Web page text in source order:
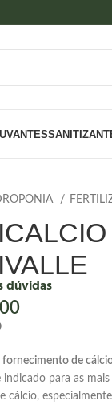
dúvidas
fornecimento de
indicado para as
cálcio,